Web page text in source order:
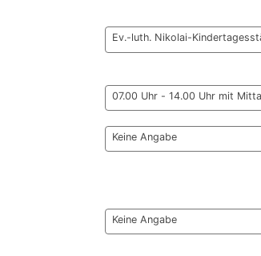
Ev.-luth. Nikolai-
07.00 Uhr - 14.00 Uhr mit
Keine Angabe
Keine Angabe